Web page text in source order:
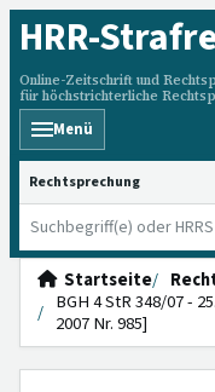
HRR-
Online-Zeitschrift und
für höchstrichterliche
Menü
HRRS durchsuchen
Startseite
BGH 4 StR 348/07 -
2007 Nr. 985]